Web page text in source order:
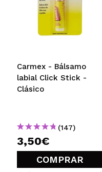
Carmex - Bálsamo
labial Click Stick -
Clásico
(147)
3,50€
COMPRAR